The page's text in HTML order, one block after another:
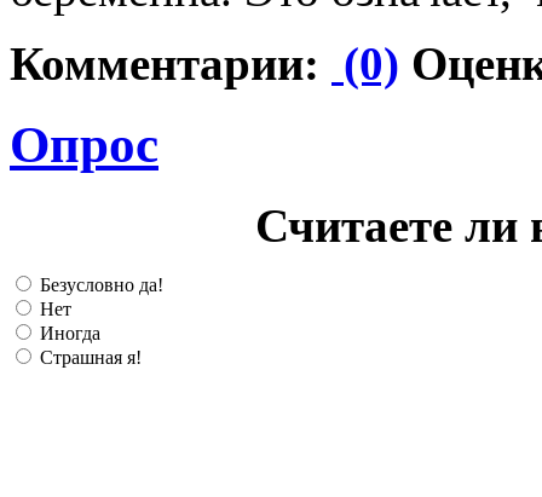
Комментарии: (0)
Опрос
Считаете ли
Безусловно да!
Нет
Иногда
Страшная я!